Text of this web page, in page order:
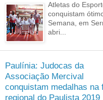
Atletas do
conquistam
Semana, em
abri...
Paulínia: Judocas da
Associação Mercival
conquistam medalhas na
regional do Paulista 2019